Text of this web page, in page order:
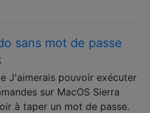
sans mot de passe
J'aimerais pouvoir exécuter
sur MacOS Sierra
à taper un mot de passe.